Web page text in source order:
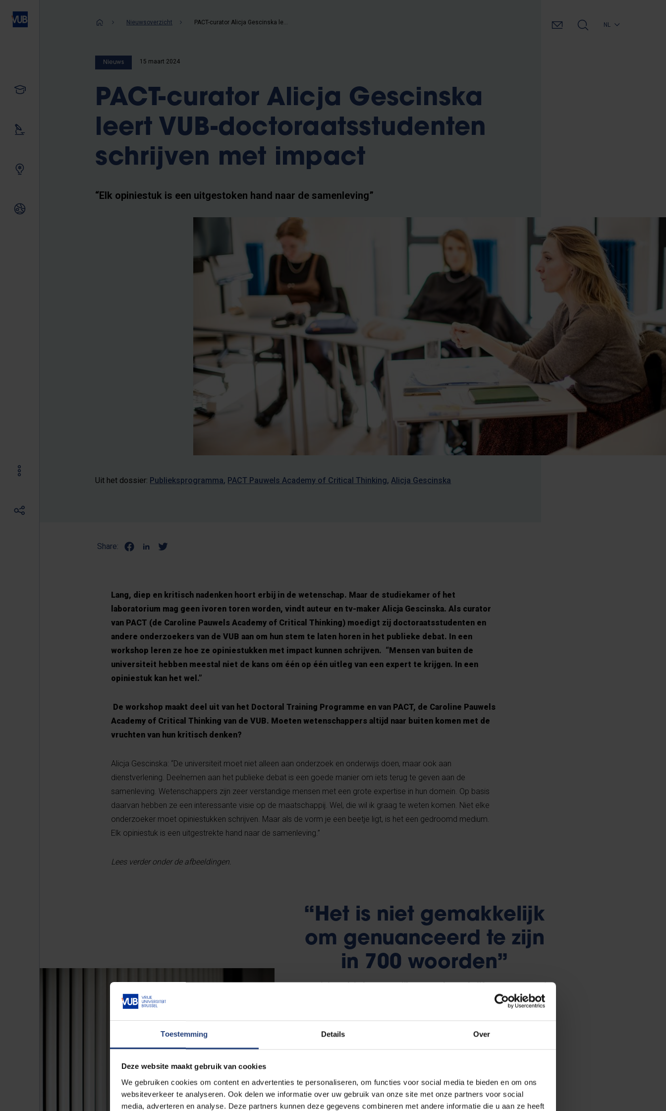
Toestemming Details Over
Deze website maakt gebruik van cookies
We gebruiken cookies om content en advertenties te personaliseren, om functies voor social media te bieden en om ons
websiteverkeer te analyseren. Ook delen we informatie over uw gebruik van onze site met onze partners voor social
media, adverteren en analyse. Deze partners kunnen deze gegevens combineren met andere informatie die u aan ze heeft
Ons onderzoek
Kruimelpad
Nieuwsoverzicht NL
Nieuws 15 maart 2024
PACT-curator Alicja Gescinska
leert VUB-doctoraatsstudenten
schrijven met impact
“Elk opiniestuk is een uitgestoken hand naar de samenleving”
Uit het dossier: Publieksprogramma PACT Pauwels Academy of Critical Thinking Alicja Gescinska
Share:
Lang, diep en kritisch nadenken hoort erbij in de wetenschap. Maar de studiekamer of het
laboratorium mag geen ivoren toren worden, vindt auteur en tv-maker Alicja Gescinska. Als curator
van PACT (de Caroline Pauwels Academy of Critical Thinking) moedigt zij doctoraatsstudenten en
andere onderzoekers van de VUB aan om hun stem te laten horen in het publieke debat. In een
workshop leren ze hoe ze opiniestukken met impact kunnen schrijven. “Mensen van buiten de
universiteit hebben meestal niet de kans om één op één uitleg van een expert te krijgen. In een
opiniestuk kan het wel.”
De workshop maakt deel uit van het Doctoral Training Programme en van PACT, de Caroline Pauwels
Academy of Critical Thinking van de VUB. Moeten wetenschappers altijd naar buiten komen met de
vruchten van hun kritisch denken?
Alicja Gescinska: “De universiteit moet niet alleen aan onderzoek en onderwijs doen, maar ook aan
dienstverlening. Deelnemen aan het publieke debat is een goede manier om iets terug te geven aan de
samenleving. Wetenschappers zijn zeer verstandige mensen met een grote expertise in hun domein. Op basis
daarvan hebben ze een interessante visie op de maatschappij. Wel, die wil ik graag te weten komen. Niet elke
onderzoeker moet opiniestukken schrijven. Maar als de vorm je een beetje ligt, is het een gedroomd medium.
Elk opiniestuk is een uitgestrekte hand naar de samenleving.”
Lees verder onder de afbeeldingen.
“Het is niet gemakkelijk
om genuanceerd te zijn
in 700 woorden”
Een opiniestuk is kort, terwijl wetenschap vol cijfers en nuance zit.
informatie meegeven, bijvoorbeeld aan de hand van een sprekend cijfer.
Op basis daarvan kan je dan zeggen dat je je zorgen maakt over een